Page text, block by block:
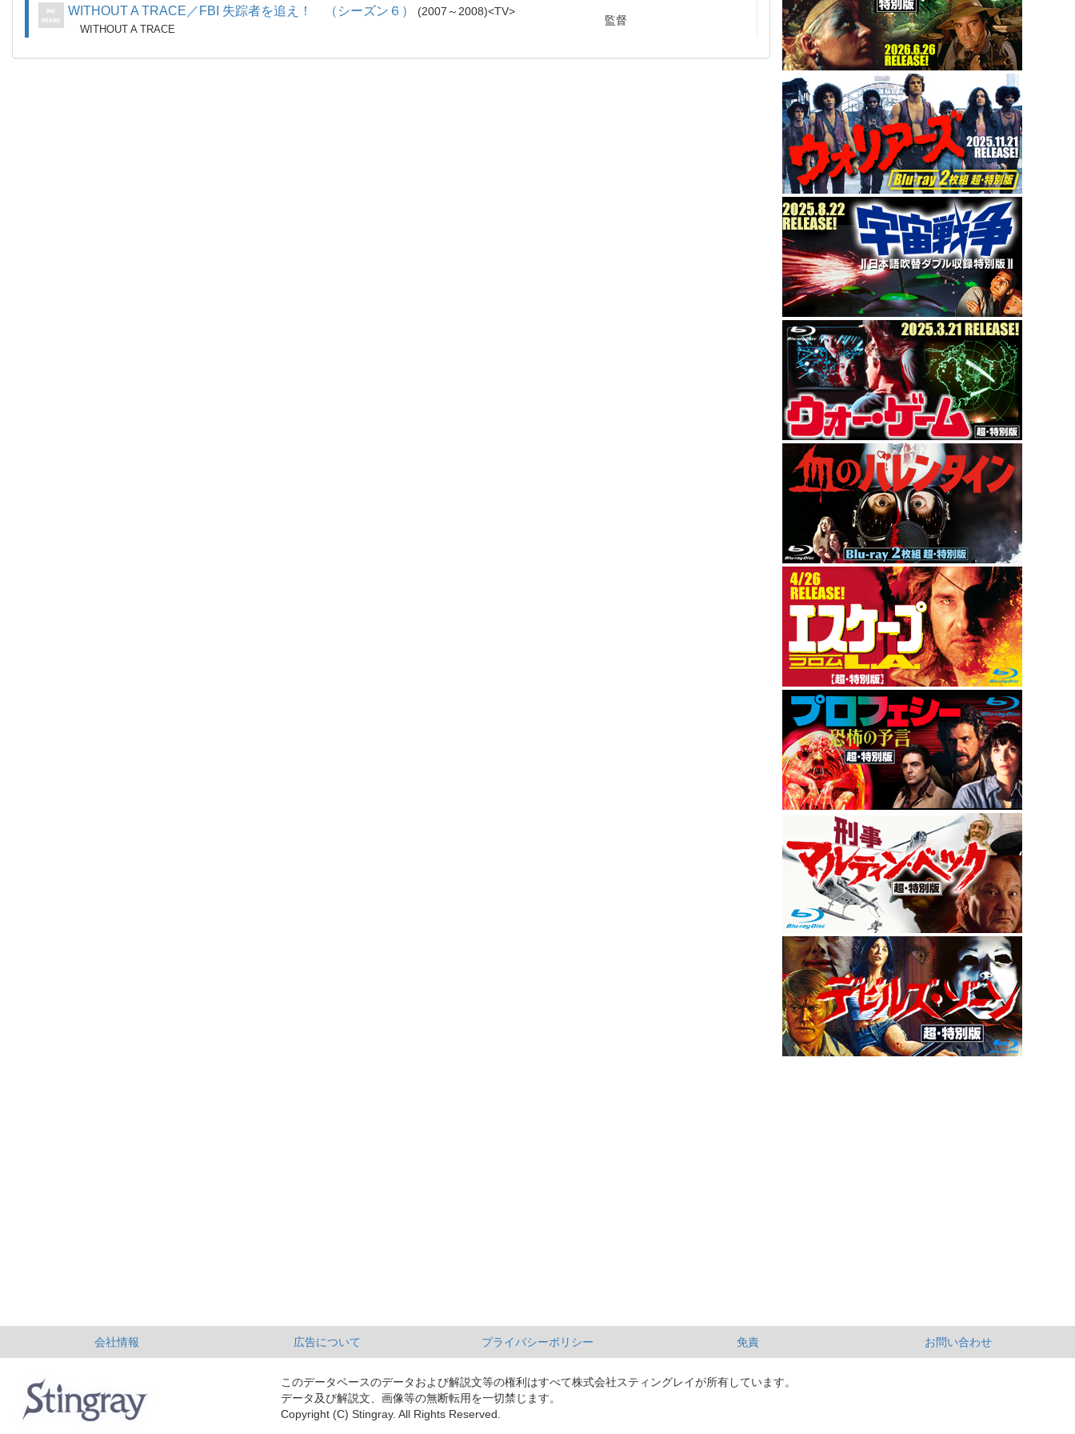
WITHOUT A TRACE／FBI 失踪者を追え！ （シーズン６） 2007～2008 TV
WITHOUT A TRACE
監督
会社情報 広告について プライバシーポリシー 免責 お問い合わせ
このデータベースのデータおよび解説文等の権利はすべて株式会社スティングレイが所有しています。
データ及び解説文、画像等の無断転用を一切禁じます。
Copyright (C) Stingray. All Rights Reserved.